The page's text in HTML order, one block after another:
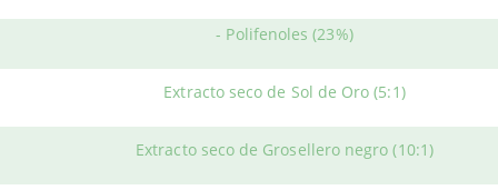
alérgicos. Los ingredientes mezclados en la fórmula de
afecciones, generalmente alergias.
ayuda a aliviar irritación, moqueo, lagrimeo, escozor, picor y
composición destacan la quercetina, el MSM y una cuidadosa
el bienestar de lasvías respiratorias.
- Polifenoles (23%)
Extracto seco de Sol de Oro (5:1)
Extracto seco de Grosellero negro (10:1)